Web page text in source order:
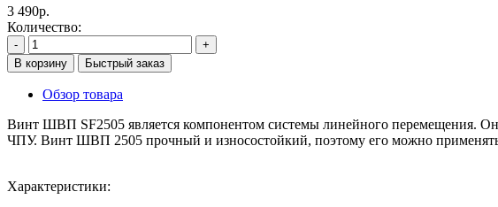
3 490р.
Количество:
-
+
В корзину
Быстрый заказ
Обзор товара
Винт ШВП SF2505 является компонентом системы линейного перемещения. Он
ЧПУ. Винт ШВП 2505 прочный и износостойкий, поэтому его можно
Характеристики: